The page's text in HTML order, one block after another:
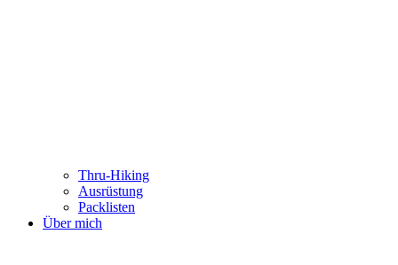
Thru-Hiking
Ausrüstung
Packlisten
Über mich